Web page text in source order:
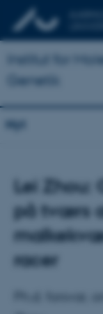
Institut for
Genetik
Nyt
Lei
på tværs
racer